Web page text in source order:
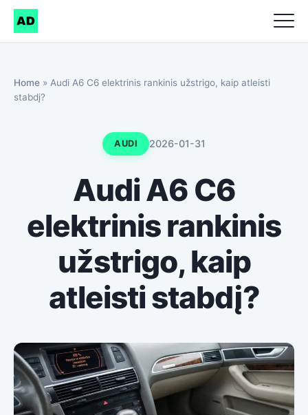
Home » Audi A6 C6 elektrinis rankinis užstrigo, kaip atleisti
stabdį?
AUDI 2026-01-31
Audi A6 C6
elektrinis rankinis
užstrigo, kaip
atleisti stabdį?